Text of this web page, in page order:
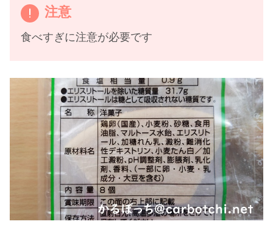
注意
食べすぎに注意が必要です